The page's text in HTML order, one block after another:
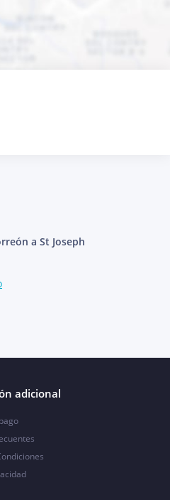
a St Joseph
adicional